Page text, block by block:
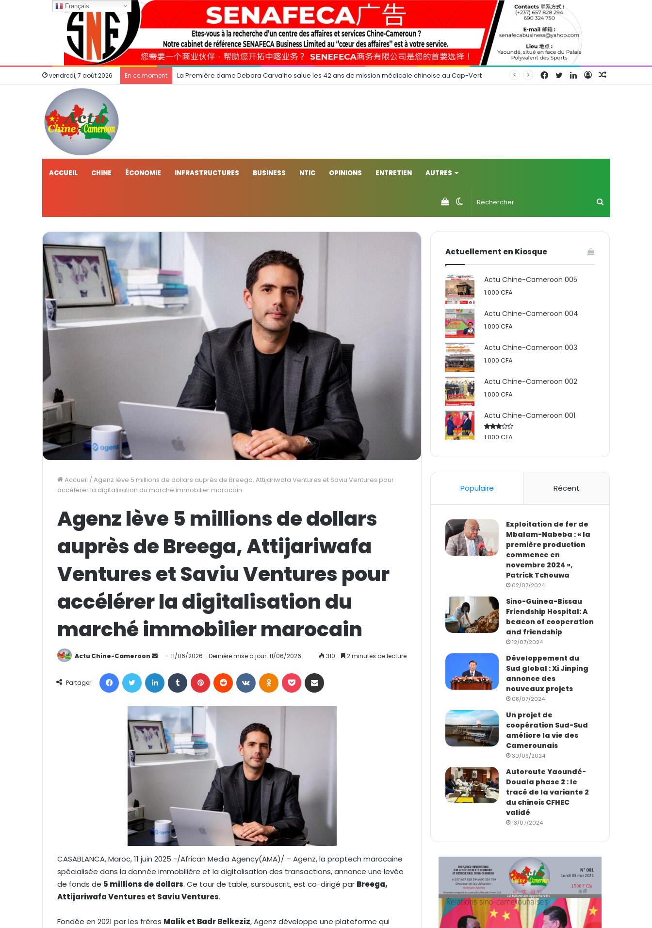
vendredi, 7 août 2026 En ce moment La Première dame Debora Carvalho salue les 42 ans de mission médicale chinoise au Cap-Vert Connexion
Linkedin
Twitter
Facebook
ACCUEIL CHINE ÉCONOMIE INFRASTRUCTURES BUSINESS NTIC OPINIONS ENTRETIEN AUTRES
Switch
skin
Voir
votre
Accueil /Agenz lève 5 millions de dollars auprès de Breega, Attijariwafa Ventures et Saviu Ventures pour
accélérer la digitalisation du marché immobilier marocain
Agenz lève 5 millions de dollars
auprès de Breega, Attijariwafa
Ventures et Saviu Ventures pour
accélérer la digitalisation du
marché immobilier marocain
Actu Chine-Cameroon
o
e
r
u
n
c
i
e
l
11/06/2026 Dernière mise à jour: 11/06/2026 310 2 minutes de lecture
Partager
CASABLANCA, Maroc, 11 juin 2025 -/African Media Agency(AMA)/ – Agenz, la proptech marocaine
spécialisée dans la donnée immobilière et la digitalisation des transactions, annonce une levée
de fonds de 5 millions de dollars. Ce tour de table, sursouscrit, est co-dirigé par Breega,
Attijariwafa Ventures et Saviu Ventures.
Fondée en 2021 par les frères Malik et Badr Belkeziz, Agenz développe une plateforme qui
Actuellement en Kiosque
Actu Chine-Cameroon 005
1.000CFA
Actu Chine-Cameroon 004
1.000CFA
Actu Chine-Cameroon 003
1.000CFA
Actu Chine-Cameroon 002
1.000CFA
Actu Chine-Cameroon 001
Rated
1.000CFA
Populaire Récent
Exploitation de fer de
Mbalam-Nabeba : « la
première production
commence en
novembre 2024 »,
Patrick Tchouwa
02/07/2024
Sino-Guinea-Bissau
Friendship Hospital: A
beacon of cooperation
and friendship
12/07/2024
Développement du
Sud global : Xi Jinping
annonce des
nouveaux projets
08/07/2024
Un projet de
coopération Sud-Sud
améliore la vie des
Camerounais
30/09/2024
Autoroute Yaoundé-
Douala phase 2 : le
tracé de la variante 2
du chinois CFHEC
validé
13/07/2024
Français